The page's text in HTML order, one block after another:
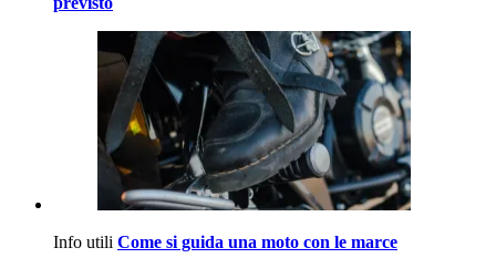
Info utili Come si guida una moto con le marce